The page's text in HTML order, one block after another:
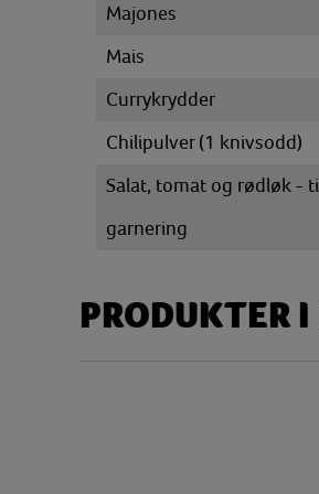
Majones
Mais
Currykrydder
Chilipulver (1 knivsodd)
Salat, tomat og rødløk -
garnering
PRODUKTER